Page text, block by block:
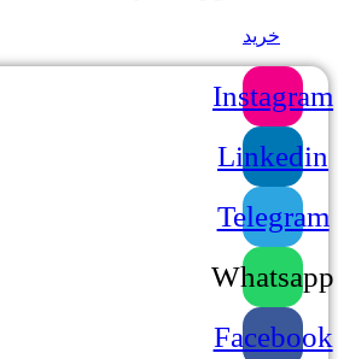
خرید
Instagram
Linkedin
Telegram
Whatsapp
Facebook